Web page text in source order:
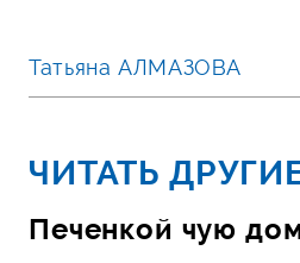
Татьяна АЛМАЗОВА
ЧИТАТЬ
Печенкой чую